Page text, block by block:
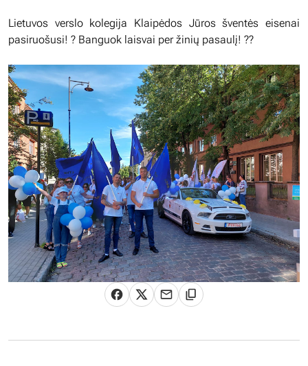
Lietuvos verslo kolegija Klaipėdos Jūros šventės eisenai
pasiruošusi! ? Banguok laisvai per žinių pasaulį! ??